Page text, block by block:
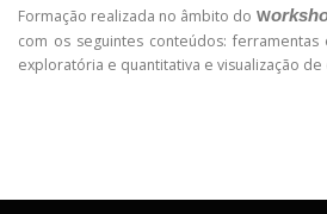
Formação realizada no âmbito do W
com os seguintes conteúdos:
exploratória e quantitativa e visualização de